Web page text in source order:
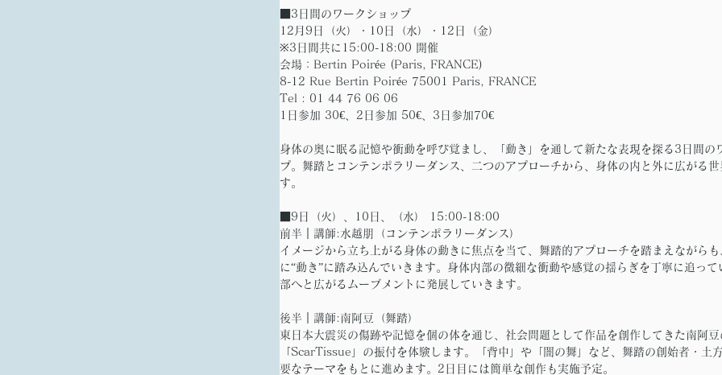
■3日間のワークショップ
12月9日（火）・10日（水）・12日（金）
※3日間共に15:00-18:00 開催
会場：Bertin Poirée (Paris, FRANCE)
8-12 Rue Bertin Poirée 75001 Paris, FRANCE
Tel : 01 44 76 06 06
1日参加 30€、2日参加 50€、3日参加70€
身体の奥に眠る記憶や衝動を呼び覚まし、「動き」を通して新たな表現を探る3日間の
プ。舞踏とコンテンポラリーダンス、二つのアプローチから、身体の内と外に広がる世
す。
■9日（火）、10日、（水） 15:00-18:00
前半｜講師:水越朋（コンテンポラリーダンス）
イメージから立ち上がる身体の動きに焦点を当て、舞踏的アプローチを踏まえながら
に“動き”に踏み込んでいきます。身体内部の微細な衝動や感覚の揺らぎを丁寧に追って
部へと広がるムーブメントに発展していきます。
後半｜講師:南阿豆（舞踏）
東日本大震災の傷跡や記憶を個の体を通じ、社会問題として作品を創作してきた南阿豆
「ScarTissue」の振付を体験します。「背中」や「闇の舞」など、舞踏の創始者・土
要なテーマをもとに進めます。2日目には簡単な創作も実施予定。